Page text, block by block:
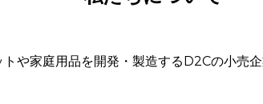
家庭用品を開発・製造するD2Cの小売